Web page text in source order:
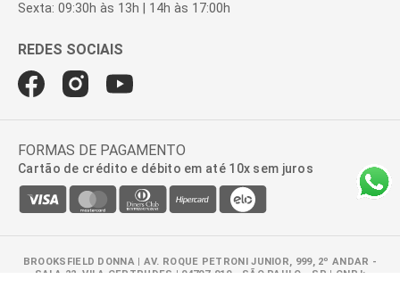
Sexta: 09:30h às 13h | 14h às 17:00h
FORMAS DE PAGAMENTO
Cartão de crédito e débito em até 10x sem juros
BROOKSFIELD DONNA | AV. ROQUE PETRONI JUNIOR, 999, 2º ANDAR -
SALA 22, VILA GERTRUDES | 04707-910 - SÃO PAULO - SP | CNPJ: